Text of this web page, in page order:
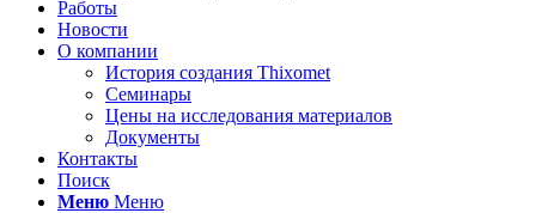
Работы
Новости
О компании
История создания Thixomet
Семинары
Цены на исследования материалов
Документы
Контакты
Поиск
Меню Меню